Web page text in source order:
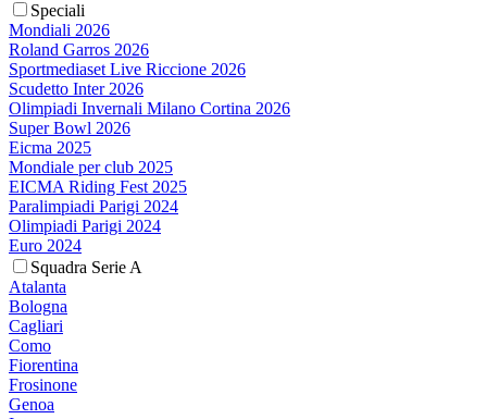
Speciali
Mondiali 2026
Roland Garros 2026
Sportmediaset Live Riccione 2026
Scudetto Inter 2026
Olimpiadi Invernali Milano Cortina 2026
Super Bowl 2026
Eicma 2025
Mondiale per club 2025
EICMA Riding Fest 2025
Paralimpiadi Parigi 2024
Olimpiadi Parigi 2024
Euro 2024
Squadra Serie A
Atalanta
Bologna
Cagliari
Como
Fiorentina
Frosinone
Genoa